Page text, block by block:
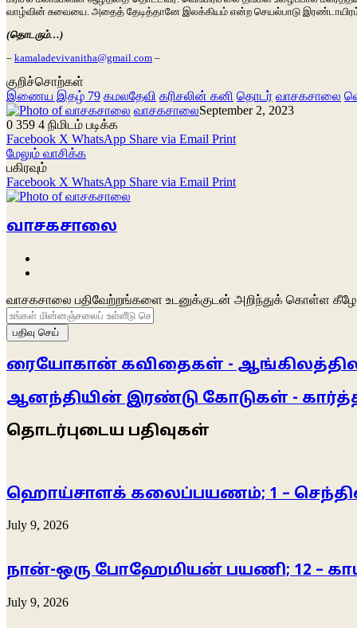
வாழ்வின் சுவையை அதைத் தேடித்தானே இலக்கியம் என்ற செயல்பாடு
(தொடரும்…)
– kamaladevivanitha@gmail.com –
குறிச்சொற்கள்
இணைய இதழ் 79 கமலதேவி கரிசலின் கனி தொடர் வாசகசாலை
வாசகசாலைSeptember 2, 2023
0 359 4 நிமிடம் படிக்க
Facebook X WhatsApp Share via Email Print
மேலும் வாசிக்க
பகிரவும்
Facebook X WhatsApp Share via Email Print
வாசகசாலை
வாசகசாலை பதிவேற்றங்களை உடனுக்குடன் அறிந்துக் கொள்ள
உங்கள்
மின்னஞ்சலைப்
உள்ளீடு
செய்க
ரையோகான் கவிதைகள் -
ஆனந்தியின் இரண்டு கோடுகள் -
தொடர்புடைய பதிவுகள்
ஹொய்சாளக் கலைப்பயணம்; 1 –
July 9, 2026
நான்-ஒரு போஹேமியன் பயணி; 12 –
July 9, 2026